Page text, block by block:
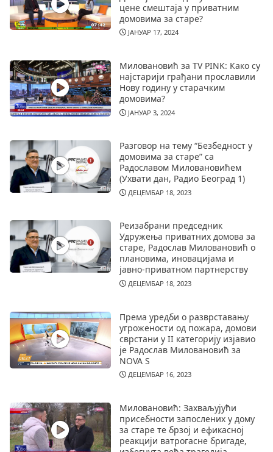
цене смештаја у приватним
домовима за старе?
ЈАНУАР 17, 2024
Миловановић за TV PINK: Како су
најстарији грађани прославили
Нову годину у старачким
домовима?
ЈАНУАР 3, 2024
Разговор на тему “Безбедност у
домовима за старе” са
Радославом Миловановићем
(Ухвати дан, Радио Београд 1)
ДЕЦЕМБАР 18, 2023
Реизабрани председник
Удружења приватних домова за
старе, Радослав Миловановић о
плановима, иновацијама и
јавно-приватном партнерству
ДЕЦЕМБАР 18, 2023
Према уредби о разврставању
угрожености од пожара, домови
сврстани у II категорију изјавио
је Радослав Миловановић за
NOVA S
ДЕЦЕМБАР 16, 2023
Миловановић: Захваљујући
присебности запослених у дому
за старе те брзој и ефикасној
реакцији ватрогасне бригаде,